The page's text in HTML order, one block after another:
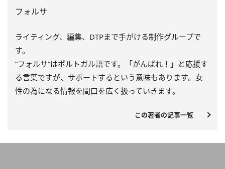
フォルサ
ライティング、編集、DTPまで手がける制作グループで
す。
“フォルサ”はポルトガル語です。「がんばれ！」と応援す
る言葉ですが、サポートするという意味もあります。女
性の為になる情報を間口を広く扱っていきます。
この著者の記事一覧